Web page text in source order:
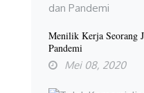
Menilik Kerja Seorang
Pandemi
Mei 08, 2020